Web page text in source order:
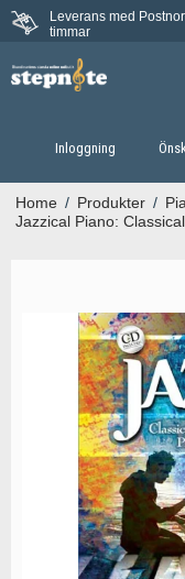
Leverans med
timmar
Inloggning
Home / Produkter /
Jazzical Piano: